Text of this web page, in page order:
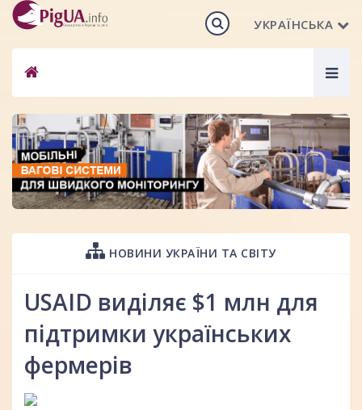
УКРАЇНСЬКА
НОВИНИ УКРАЇНИ ТА СВІТУ
USAID виділяє $1 млн для
підтримки українських
фермерів